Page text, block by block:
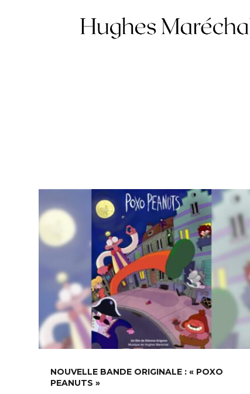
NOUVELLE BANDE ORIGINALE : « POXO
PEANUTS »